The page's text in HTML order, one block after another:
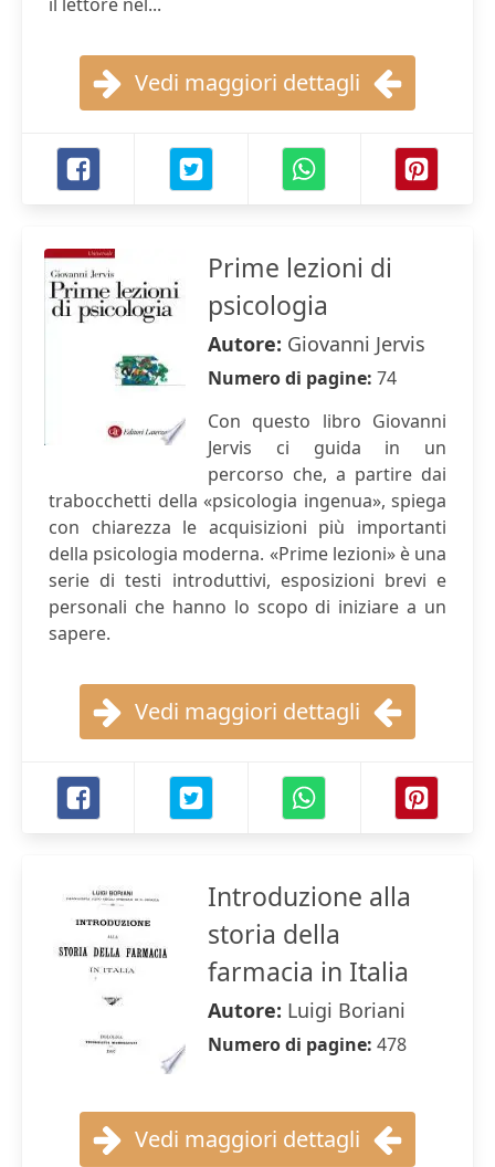
Vedi maggiori dettagli
Prime lezioni di
psicologia
Autore: Giovanni Jervis
Numero di pagine: 74
Con questo libro Giovanni
Jervis ci guida in un
percorso che, a partire dai
trabocchetti della «psicologia ingenua», spiega
con chiarezza le acquisizioni più importanti
della psicologia moderna. «Prime lezioni» è una
serie di testi introduttivi, esposizioni brevi e
personali che hanno lo scopo di iniziare a un
sapere.
Vedi maggiori dettagli
Introduzione alla
storia della
farmacia in Italia
Autore: Luigi Boriani
Numero di pagine: 478
Vedi maggiori dettagli